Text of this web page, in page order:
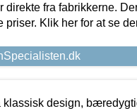
direkte fra fabrikkerne.
priser. Klik her for at se
klassisk design,